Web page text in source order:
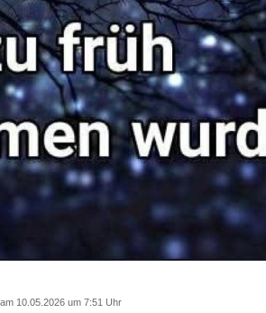
am 10.05.2026 um 7:51 Uhr